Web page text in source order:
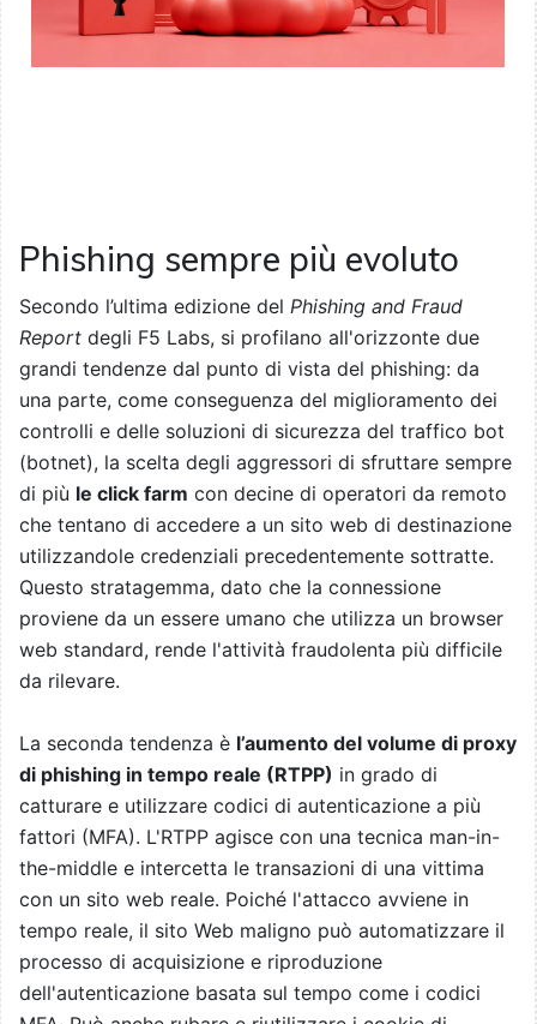
Phishing sempre più evoluto
Secondo l’ultima edizione del Phishing and Fraud
Report degli F5 Labs, si profilano all'orizzonte due
grandi tendenze dal punto di vista del phishing: da
una parte, come conseguenza del miglioramento dei
controlli e delle soluzioni di sicurezza del traffico bot
(botnet), la scelta degli aggressori di sfruttare sempre
di più le click farm con decine di operatori da remoto
che tentano di accedere a un sito web di destinazione
utilizzandole credenziali precedentemente sottratte.
Questo stratagemma, dato che la connessione
proviene da un essere umano che utilizza un browser
web standard, rende l'attività fraudolenta più difficile
da rilevare.
La seconda tendenza è l’aumento del volume di proxy
di phishing in tempo reale (RTPP) in grado di
catturare e utilizzare codici di autenticazione a più
fattori (MFA). L'RTPP agisce con una tecnica man-in-
the-middle e intercetta le transazioni di una vittima
con un sito web reale. Poiché l'attacco avviene in
tempo reale, il sito Web maligno può automatizzare il
processo di acquisizione e riproduzione
dell'autenticazione basata sul tempo come i codici